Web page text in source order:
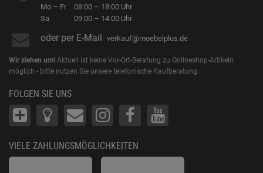
Mo – Fr
Sa
08:00 – 18:00 Uhr
09:00 – 14:00 Uhr
oder per E-Mail verkauf@moebelplus.de
Wir ziehen um! Aktuell ist keine Vor-Ort-Beratung zu Onlineshop-Artikeln
möglich - bitte nutzen Sie unsere telefonische Kaufberatung.
FOLGEN SIE UNS
VIELE ZAHLUNGSMÖGLICHKEITEN